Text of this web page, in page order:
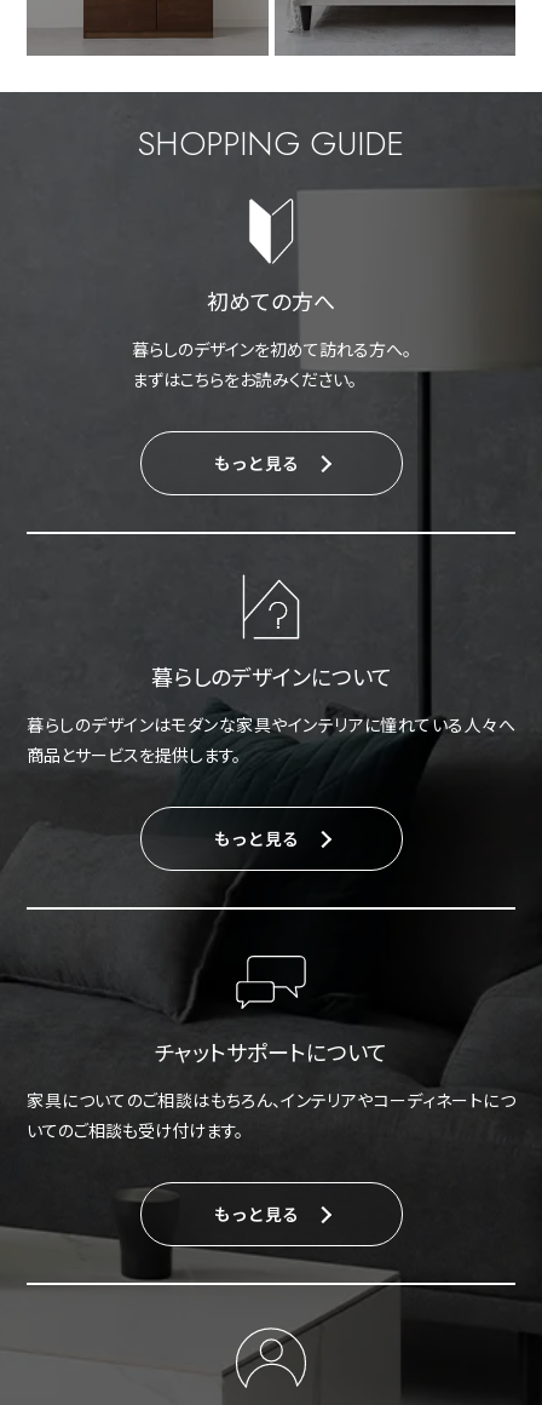
SHOPPING GUIDE
初めての方へ
暮らしのデザインを初めて訪れる方へ。
まずはこちらをお読みください。
もっと見る
暮らしのデザインについて
暮らしのデザインはモダンな家具やインテリアに憧れている人々へ
商品とサービスを提供します。
もっと見る
チャットサポートについて
家具についてのご相談はもちろん、インテリアやコーディネートにつ
いてのご相談も受け付けます。
もっと見る